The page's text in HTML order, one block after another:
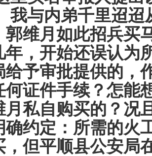
我与内弟千里迢
郭维月如此招兵买
年，开始还误认为
给予审批提供的，
何证件手续？怎能
月私自购买的？况
确约定：所需的火
，但平顺县公安局